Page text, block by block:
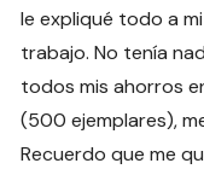
le expliqué todo a
trabajo. No tenía
todos mis ahorros
(500 ejemplares),
Recuerdo que me